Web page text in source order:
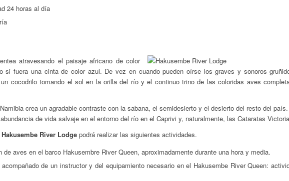
24 horas al día
atravesando el paisaje africano de color
si fuera una cinta de color azul. De vez en cuando pueden oírse los graves y sonoros
cocodrilo tomando el sol en la orilla del río y el continuo trino de las coloridas aves
crea un agradable contraste con la sabana, el semidesierto y el desierto del resto del
de vida salvaje en el entorno del río en el Caprivi y, naturalmente, las Cataratas
Hakusembe River Lodge podrá realizar las siguientes actividades.
de aves en el barco Hakusembre River Queen, aproximadamente durante una hora y media.
de un instructor y del equipamiento necesario en el Hakusembe River Queen: